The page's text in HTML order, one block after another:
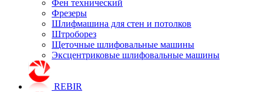
Фен технический
Фрезеры
Шлифмашина для стен и потолков
Штроборез
Щеточные шлифовальные машины
Эксцентриковые шлифовальные машины
REBIR